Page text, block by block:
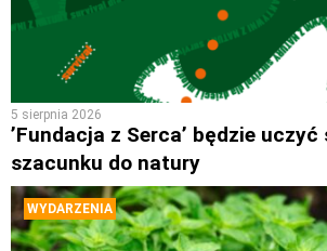
5 sierpnia 2026
’Fundacja z Serca’ będzie
szacunku do natury
WYDARZENIA